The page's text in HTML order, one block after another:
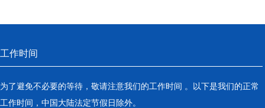
工作时间
为了避免不必要的等待，敬请注意我们的工作时间 。以下是我们的正常
工作时间，中国大陆法定节假日除外。